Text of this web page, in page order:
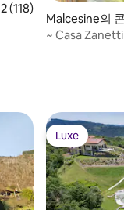
점(5점 만점), 후기
(118)
Malcesine의
~ Casa
Luxe
Luxe